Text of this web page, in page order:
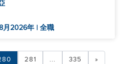
月2026年 | 全職
281 ... 335 »